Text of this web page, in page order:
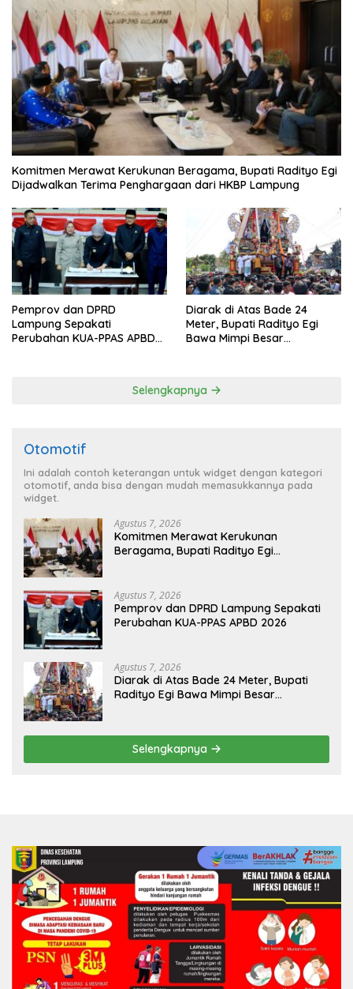
Komitmen Merawat Kerukunan Beragama, Bupati Radityo Egi
Dijadwalkan Terima Penghargaan dari HKBP Lampung
Pemprov dan DPRD
Lampung Sepakati
Perubahan KUA-PPAS APBD
Diarak di Atas Bade 24
Meter, Bupati Radityo Egi
Bawa Mimpi Besar
Selengkapnya
Otomotif
Ini adalah contoh keterangan untuk widget dengan kategori
otomotif, anda bisa dengan mudah memasukkannya pada
widget.
Agustus 7, 2026
Komitmen Merawat Kerukunan
Beragama, Bupati Radityo Egi
Agustus 7, 2026
Pemprov dan DPRD Lampung Sepakati
Perubahan KUA-PPAS APBD 2026
Agustus 7, 2026
Diarak di Atas Bade 24 Meter, Bupati
Radityo Egi Bawa Mimpi Besar
Selengkapnya